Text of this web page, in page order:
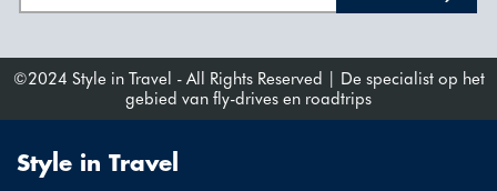
©2024 Style in Travel - All Rights Reserved | De specialist op het
gebied van fly-drives en roadtrips
Style in Travel